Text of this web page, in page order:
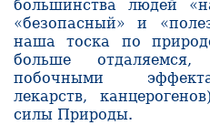
большинства людей
«безопасный» и
наша тоска по
больше
побочными
лекарств,
силы Природы.